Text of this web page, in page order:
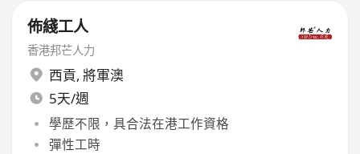
佈綫工人
香港邦芒人力
西貢, 將軍澳
5天/週
學歷不限，具合法在港工作資格
彈性工時